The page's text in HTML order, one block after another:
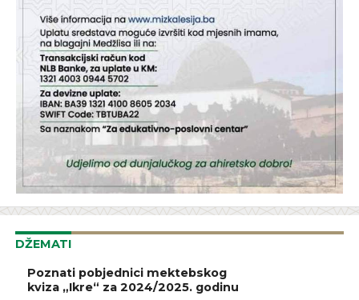
DŽEMATI
Poznati pobjednici mektebskog
kviza „Ikre“ za 2024/2025. godinu